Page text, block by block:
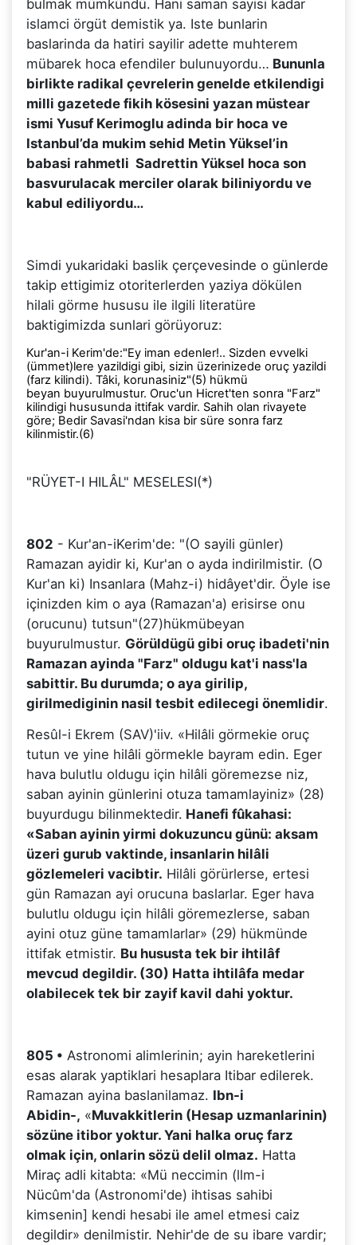
bulmak mümkündü. Hani saman sayisi kadar
islamci örgüt demistik ya. Iste bunlarin
baslarinda da hatiri sayilir adette muhterem
mübarek hoca efendiler bulunuyordu… Bununla
birlikte radikal çevrelerin genelde etkilendigi
milli gazetede fikih kösesini yazan müstear
ismi Yusuf Kerimoglu adinda bir hoca ve
Istanbul’da mukim sehid Metin Yüksel’in
babasi rahmetli Sadrettin Yüksel hoca son
basvurulacak merciler olarak biliniyordu ve
kabul ediliyordu…
Simdi yukaridaki baslik çerçevesinde o günlerde
takip ettigimiz otoriterlerden yaziya dökülen
hilali görme hususu ile ilgili literatüre
baktigimizda sunlari görüyoruz:
Kur'an-i Kerim'de:"Ey iman edenler!.. Sizden evvelki
(ümmet)lere yazildigi gibi, sizin üzerinizede oruç yazildi
(farz kilindi). Tâki, korunasiniz"(5) hükmü
beyan buyurulmustur. Oruc'un Hicret'ten sonra "Farz"
kilindigi hususunda ittifak vardir. Sahih olan rivayete
göre; Bedir Savasi'ndan kisa bir süre sonra farz
kilinmistir.(6)
"RÜYET-I HILÂL" MESELESI(*)
802 - Kur'an-iKerim'de: "(O sayili günler)
Ramazan ayidir ki, Kur'an o ayda indirilmistir. (O
Kur'an ki) Insanlara (Mahz-i) hidâyet'dir. Öyle ise
içinizden kim o aya (Ramazan'a) erisirse onu
(orucunu) tutsun"(27)hükmübeyan
buyurulmustur. Görüldügü gibi oruç ibadeti'nin
Ramazan ayinda "Farz" oldugu kat'i nass'la
sabittir. Bu durumda; o aya girilip,
girilmediginin nasil tesbit edilecegi önemlidir.
Resûl-i Ekrem (SAV)'iiv. «Hilâli görmekie oruç
tutun ve yine hilâli görmekle bayram edin. Eger
hava bulutlu oldugu için hilâli göremezse niz,
saban ayinin günlerini otuza tamamlayiniz» (28)
buyurdugu bilinmektedir. Hanefi fûkahasi:
«Saban ayinin yirmi dokuzuncu günü: aksam
üzeri gurub vaktinde, insanlarin hilâli
gözlemeleri vacibtir. Hilâli görürlerse, ertesi
gün Ramazan ayi orucuna baslarlar. Eger hava
bulutlu oldugu için hilâli göremezlerse, saban
ayini otuz güne tamamlarlar» (29) hükmünde
ittifak etmistir. Bu hususta tek bir ihtilâf
mevcud degildir. (30) Hatta ihtilâfa medar
olabilecek tek bir zayif kavil dahi yoktur.
805 • Astronomi alimlerinin; ayin hareketlerini
esas alarak yaptiklari hesaplara Itibar edilerek.
Ramazan ayina baslanilamaz. Ibn-i
Abidin-, «Muvakkitlerin (Hesap uzmanlarinin)
sözüne itibor yoktur. Yani halka oruç farz
olmak için, onlarin sözü delil olmaz. Hatta
Miraç adli kitabta: «Mü neccimin (llm-i
Nücûm'da (Astronomi'de) ihtisas sahibi
kimsenin] kendi hesabi ile amel etmesi caiz
degildir» denilmistir. Nehir'de de su ibare vardir;